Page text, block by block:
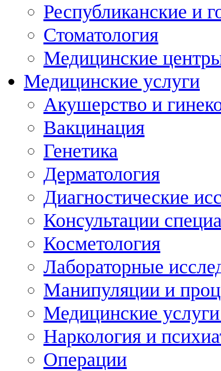
Республиканские и
Стоматология
Медицинские
Медицинские услуги
Акушерство и
Вакцинация
Генетика
Дерматология
Диагностические
Консультации
Косметология
Лабораторные
Манипуляции и
Медицинские
Наркология и
Операции